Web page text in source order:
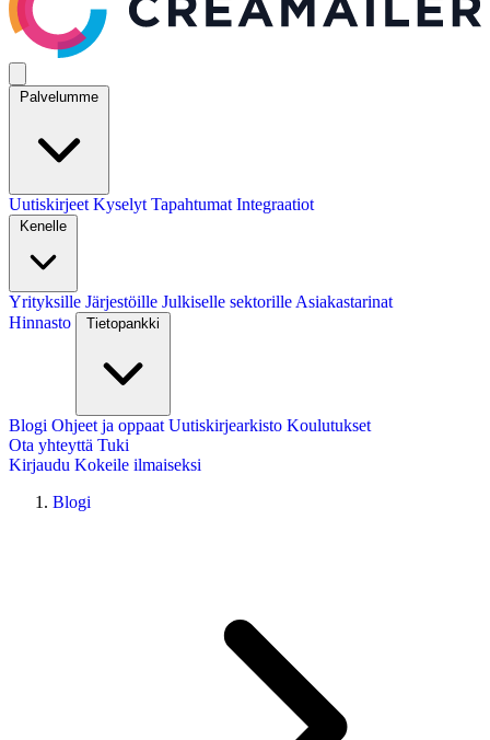
Palvelumme
Uutiskirjeet Kyselyt Tapahtumat Integraatiot
Kenelle
Yrityksille Järjestöille Julkiselle sektorille Asiakastarinat
Hinnasto
Tietopankki
Blogi Ohjeet ja oppaat Uutiskirjearkisto Koulutukset
Ota yhteyttä Tuki
Kirjaudu Kokeile ilmaiseksi
Blogi